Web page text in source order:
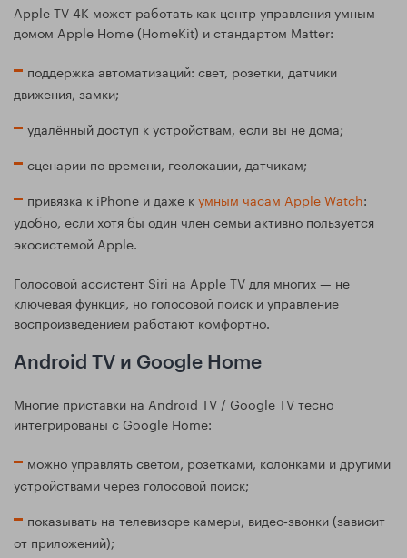
Apple TV 4K может работать как центр управления умным
домом Apple Home (HomeKit) и стандартом Matter:
поддержка автоматизаций: свет, розетки, датчики
движения, замки;
удалённый доступ к устройствам, если вы не дома;
сценарии по времени, геолокации, датчикам;
привязка к iPhone и даже кумным часам Apple Watch:
удобно, если хотя бы один член семьи активно пользуется
экосистемой Apple.
Голосовой ассистент Siri на Apple TV для многих — не
ключевая функция, но голосовой поиск и управление
воспроизведением работают комфортно.
Android TV и Google Home
Многие приставки на Android TV / Google TV тесно
интегрированы с Google Home:
можно управлять светом, розетками, колонками и другими
устройствами через голосовой поиск;
показывать на телевизоре камеры, видео‑звонки (зависит
от приложений);